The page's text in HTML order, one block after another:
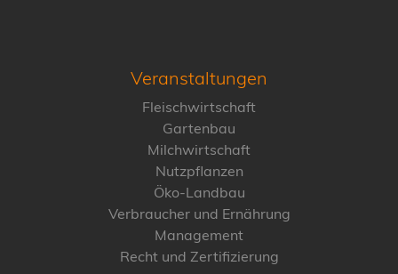
Veranstaltungen
Fleischwirtschaft
Gartenbau
Milchwirtschaft
Nutzpflanzen
Öko-Landbau
Verbraucher und Ernährung
Management
Recht und Zertifizierung